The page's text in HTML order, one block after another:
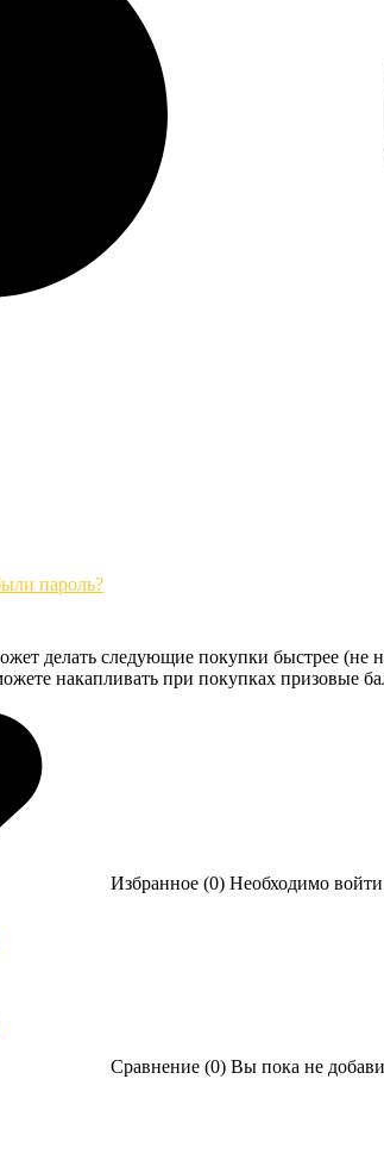
пароль?
делать следующие покупки быстрее (не
накапливать при покупках призовые
Избранное (0) Необходимо
Сравнение (0) Вы пока не